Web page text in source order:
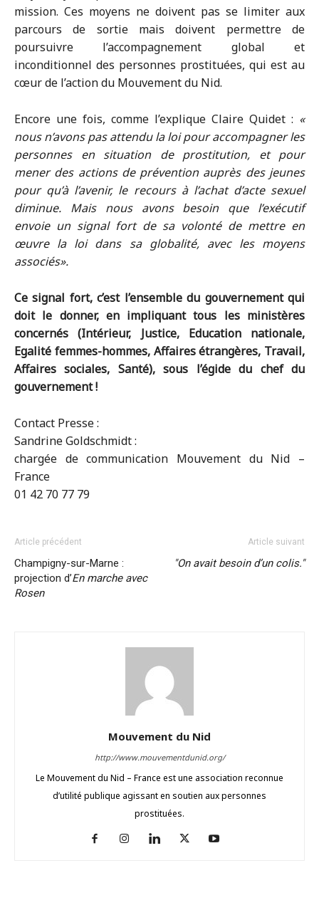
mission. Ces moyens ne doivent pas se limiter aux
parcours de sortie mais doivent permettre de
poursuivre l’accompagnement global et
inconditionnel des personnes prostituées, qui est au
cœur de l’action du Mouvement du Nid.
Encore une fois, comme l’explique Claire Quidet : «
nous n’avons pas attendu la loi pour accompagner les
personnes en situation de prostitution, et pour
mener des actions de prévention auprès des jeunes
pour qu’à l’avenir, le recours à l’achat d’acte sexuel
diminue. Mais nous avons besoin que l’exécutif
envoie un signal fort de sa volonté de mettre en
œuvre la loi dans sa globalité, avec les moyens
associés».
Ce signal fort, c’est l’ensemble du gouvernement qui
doit le donner, en impliquant tous les ministères
concernés (Intérieur, Justice, Education nationale,
Egalité femmes-hommes, Affaires étrangères, Travail,
Affaires sociales, Santé), sous l’égide du chef du
gouvernement !
Contact Presse :
Sandrine Goldschmidt :
chargée de communication Mouvement du Nid –
France
01 42 70 77 79
Article précédent
Champigny-sur-Marne :
projection d’En marche avec
Rosen
Article suivant
On avait besoin d’un colis.
Mouvement du Nid
http://www.mouvementdunid.org/
Le Mouvement du Nid – France est une association reconnue
d’utilité publique agissant en soutien aux personnes
prostituées.